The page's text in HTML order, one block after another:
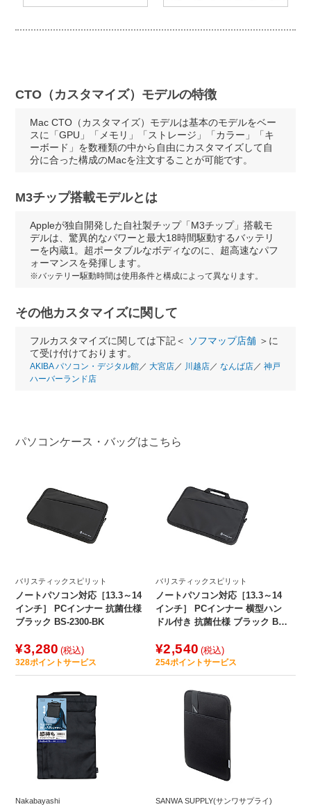
CTO（カスタマイズ）モデルの特徴
Mac CTO（カスタマイズ）モデルは基本のモデルをベー
スに「GPU」「メモリ」「ストレージ」「カラー」「キ
ーボード」を数種類の中から自由にカスタマイズして自
分に合った構成のMacを注文することが可能です。
M3チップ搭載モデルとは
Appleが独自開発した自社製チップ「M3チップ」搭載モ
デルは、驚異的なパワーと最大18時間駆動するバッテリ
ーを内蔵1。超ポータブルなボディなのに、超高速なパフ
ォーマンスを発揮します。
※バッテリー駆動時間は使用条件と構成によって異なります。
その他カスタマイズに関して
フルカスタマイズに関しては下記＜ ソフマップ店舗＞に
て受け付けております。
AKIBA パソコン・デジタル館／ 大宮店／ 川越店／ なんば店／ 神戸
ハーバーランド店
パソコンケース・バッグはこちら
バリスティックスピリット
ノートパソコン対応［13.3～14
インチ］ PCインナー 抗菌仕様
ブラック BS-2300-BK
¥3,280 (税込)
328ポイントサービス
バリスティックスピリット
ノートパソコン対応［13.3～14
インチ］ PCインナー 横型ハン
ドル付き 抗菌仕様 ブラック BS-
¥2,540 (税込)
254ポイントサービス
Nakabayashi SANWA SUPPLY(サンワサプライ)